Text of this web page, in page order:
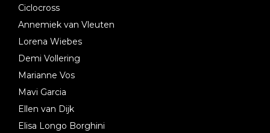
Ciclocross
Annemiek van Vleuten
Lorena Wiebes
Demi Vollering
Marianne Vos
Mavi Garcia
Ellen van Dijk
Elisa Longo Borghini